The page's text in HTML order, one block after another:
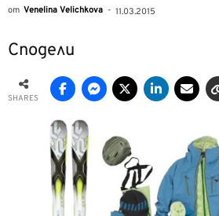
от Venelina Velichkova - 11.03.2015
Сподели
SHARES